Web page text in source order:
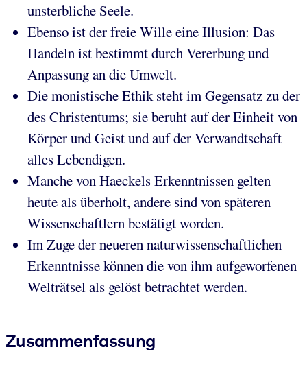
unsterbliche Seele.
Ebenso ist der freie Wille eine Illusion: Das
Handeln ist bestimmt durch Vererbung und
Anpassung an die Umwelt.
Die monistische Ethik steht im Gegensatz zu der
des Christentums; sie beruht auf der Einheit von
Körper und Geist und auf der Verwandtschaft
alles Lebendigen.
Manche von Haeckels Erkenntnissen gelten
heute als überholt, andere sind von späteren
Wissenschaftlern bestätigt worden.
Im Zuge der neueren naturwissenschaftlichen
Erkenntnisse können die von ihm aufgeworfenen
Welträtsel als gelöst betrachtet werden.
Zusammenfassung